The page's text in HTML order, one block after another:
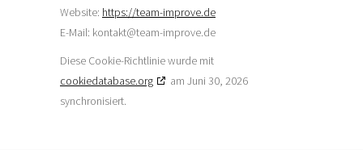
Website: https://team-improve.de
E-Mail: kontakt@team-improve.de
Diese Cookie-Richtlinie wurde mit
cookiedatabase.org
am Juni 30, 2026
synchronisiert.